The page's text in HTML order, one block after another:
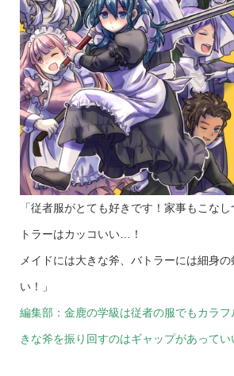
「従者服がとても好きです！家事もこな
トラーはカッコいい…！
メイドには大きな斧、バトラーには細身
い！」
編集部：金鹿の学級は従者の服でもカラ
きな斧を振り回すのはギャップがあってい